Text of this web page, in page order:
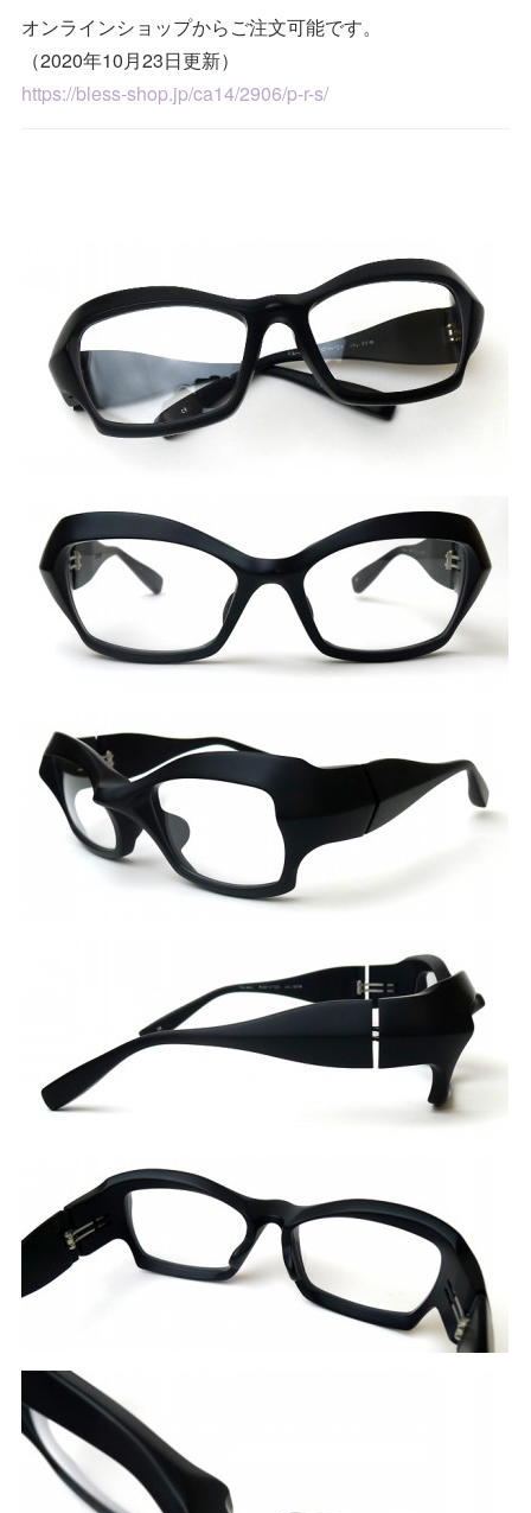
オンラインショップからご注文可能です。
（2020年10月23日更新）
https://bless-shop.jp/ca14/2906/p-r-s/